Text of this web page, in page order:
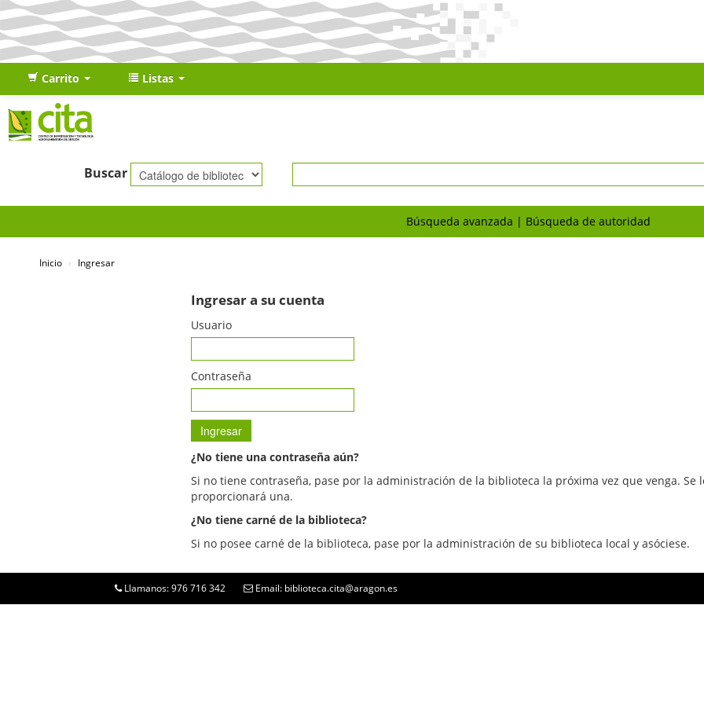
Carrito Listas
Buscar
Búsqueda avanzada Búsqueda de autoridad
Inicio › Ingresar
Ingresar a su cuenta
Usuario
Contraseña
¿No tiene una contraseña aún?
Si no tiene contraseña, pase por la administración de la biblioteca la próxima vez que venga. Se
proporcionará una.
¿No tiene carné de la biblioteca?
Si no posee carné de la biblioteca, pase por la administración de su biblioteca local y asóciese.
Llamanos: 976 716 342 Email: biblioteca.cita@aragon.es